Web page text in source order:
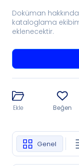
Doküman
kataloglama
eklenecektir.
Ekle Beğen
Genel